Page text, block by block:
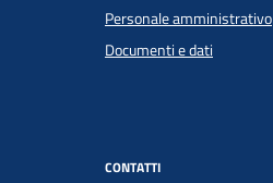
Personale amministrativo
Documenti e dati
CONTATTI